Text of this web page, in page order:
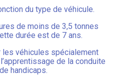
du type de véhicule.
de moins de 3,5 tonnes
durée est de 7 ans.
les véhicules spécialement
de la conduite
handicaps.